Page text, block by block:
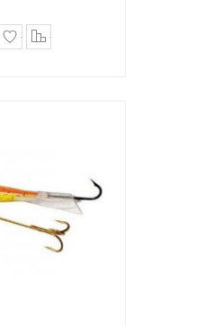
в закладки